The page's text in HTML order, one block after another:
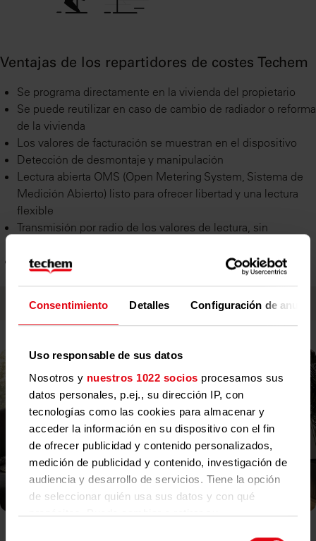
Consentimiento Detalles Configuración de
Uso responsable de sus datos
Nosotros y nuestros 1022 socios procesamos sus
datos personales, p.ej., su dirección IP, con
tecnologías como las cookies para almacenar y
acceder la información en su dispositivo con el fin
de ofrecer publicidad y contenido personalizados,
medición de publicidad y contenido, investigación de
audiencia y desarrollo de servicios. Tiene la opción
de seleccionar quién usa sus datos y con qué
propósitos. Puede cambiar o retirar su
Ventajas de los repartidores de costes Techem
Se programa directamente en la vivienda del propietario
Se puede reutilizar en caso de cambio de radiador o reforma
de la vivienda
Los valores de facturación se muestran en el dispositivo
Detección de desmontaje y manipulación
Lectura abierta OMS (Open Metering System, Sistema de
Medición Abierto) listo para ofrecer libertad y una lectura
flexible
Transmisión por radio de los valores de lectura, sin
Transmisión de datos segura mediante el cifrado de datos
SSL y la metodología CRC